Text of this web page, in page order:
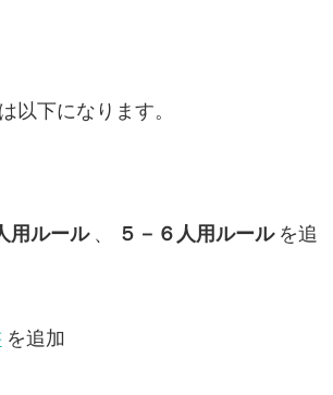
以下になります。
用ルール 、 ５－６人用ルール を追
を追加